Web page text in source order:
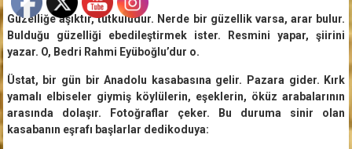
Güzelliğe aşıktır, tutkuludur. Nerde bir güzellik varsa, arar bulur.
Bulduğu güzelliği ebedileştirmek ister. Resmini yapar, şiirini
yazar. O, Bedri Rahmi Eyüboğlu’dur o.
Üstat, bir gün bir Anadolu kasabasına gelir. Pazara gider. Kırk
yamalı elbiseler giymiş köylülerin, eşeklerin, öküz arabalarının
arasında dolaşır. Fotoğraflar çeker. Bu duruma sinir olan
kasabanın eşrafı başlarlar dedikoduya: